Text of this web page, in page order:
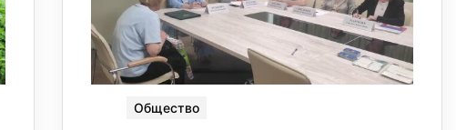
Общество